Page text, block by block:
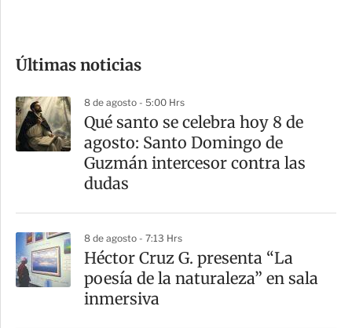
m
a
r
t
Últimas noticias
8 de agosto - 5:00 Hrs
Qué santo se celebra hoy 8 de
agosto: Santo Domingo de
Guzmán intercesor contra las
dudas
8 de agosto - 7:13 Hrs
Héctor Cruz G. presenta “La
poesía de la naturaleza” en sala
inmersiva